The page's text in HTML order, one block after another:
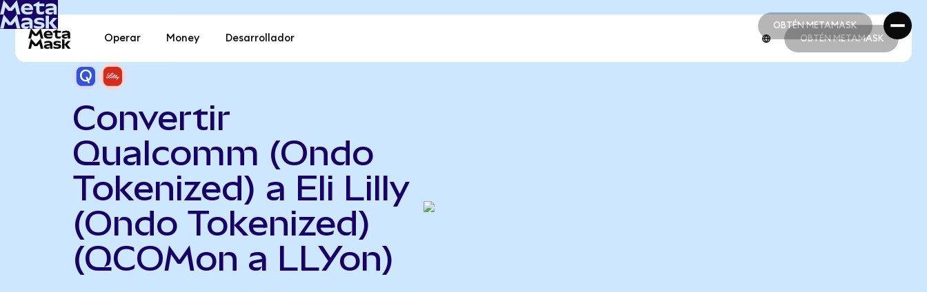
OBTÉN METAMASK
OBTÉN METAMASK
Operar Money Desarrollador OBTÉN METAMASK
Convertir
Qualcomm (Ondo
Tokenized) a Eli Lilly
(Ondo Tokenized)
(QCOMon a LLYon)